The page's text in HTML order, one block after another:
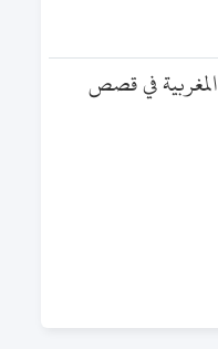
المغربية في قصص